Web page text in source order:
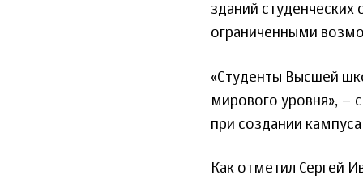
зданий
ограниченными
«Студенты Высшей
мирового уровня», –
при создании
Как отметил Сергей